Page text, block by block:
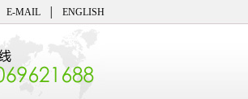
E-MAIL ENGLISH